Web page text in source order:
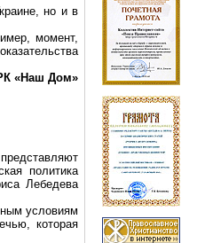
но и в
момент,
«Наш Дом»
политика
Лебедева
условиям
которая